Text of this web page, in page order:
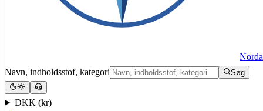
Navn, indholdsstof, kategori
Søg
DKK (kr)